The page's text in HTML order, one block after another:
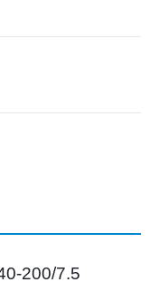
200/7.5